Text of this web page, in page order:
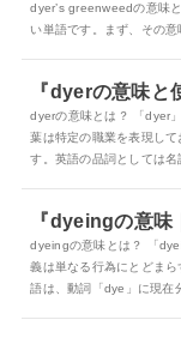
dyer’s greenweedの意味
い単語です。まず、その
『dyerの意味と
dyerの意味とは？ 「dyer
葉は特定の職業を表現し
す。英語の品詞としては
『dyeingの意味
dyeingの意味とは？ 「
義は単なる行為にとどま
語は、動詞「dye」に現在